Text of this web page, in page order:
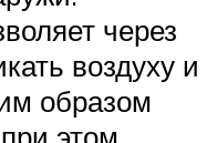
через
воздуху и
образом